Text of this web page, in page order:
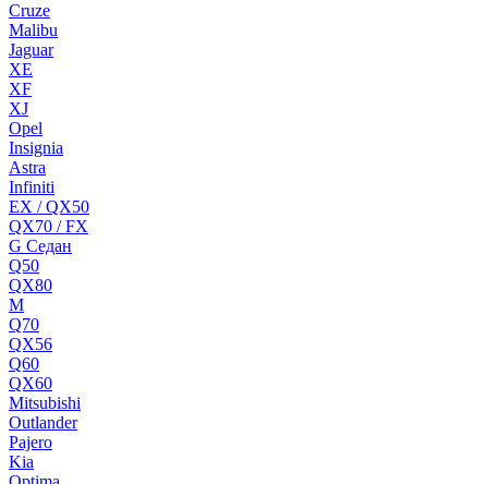
Cruze
Malibu
Jaguar
XE
XF
XJ
Opel
Insignia
Astra
Infiniti
EX / QX50
QX70 / FX
G Cедан
Q50
QX80
M
Q70
QX56
Q60
QX60
Mitsubishi
Outlander
Pajero
Kia